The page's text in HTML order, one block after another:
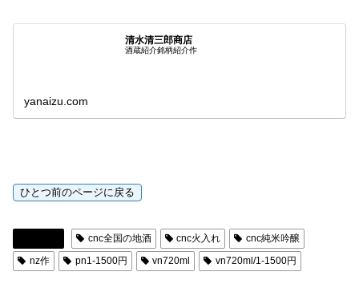
清水清三郎商店
酒蔵紹介銘柄紹介作
yanaizu.com
cnc全国の地酒 cnc火入れ
cnc純米吟醸
nz作
pn1-1500円 vn720ml vn720ml/1-1500円